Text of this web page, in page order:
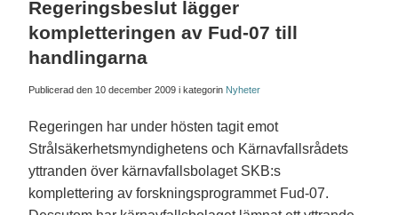
Regeringsbeslut lägger
kompletteringen av Fud-07 till
handlingarna
Publicerad den 10 december 2009 i kategorin Nyheter
Regeringen har under hösten tagit emot
Strålsäkerhetsmyndighetens och Kärnavfallsrådets
yttranden över kärnavfallsbolaget SKB:s
komplettering av forskningsprogrammet Fud-07.